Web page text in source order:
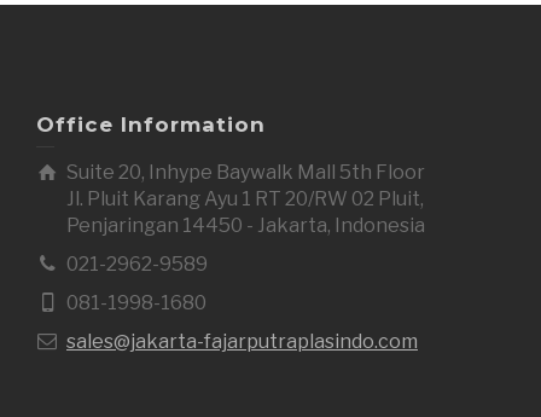
Office Information
Suite 20, Inhype Baywalk Mall 5th Floor
Jl. Pluit Karang Ayu 1 RT 20/RW 02 Pluit,
Penjaringan 14450 - Jakarta, Indonesia
021-2962-9589
081-1998-1680
sales@jakarta-fajarputraplasindo.com